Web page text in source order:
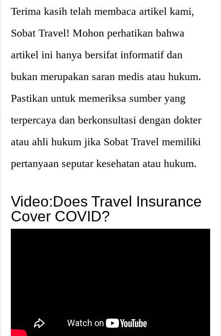
Terima kasih telah membaca artikel kami,
Sobat Travel! Mohon perhatikan bahwa
artikel ini hanya bersifat informatif dan
bukan merupakan saran medis atau hukum.
Pastikan untuk memeriksa sumber yang
terpercaya dan berkonsultasi dengan dokter
atau ahli hukum jika Sobat Travel memiliki
pertanyaan seputar kesehatan atau hukum.
Video:Does Travel Insurance
Cover COVID?